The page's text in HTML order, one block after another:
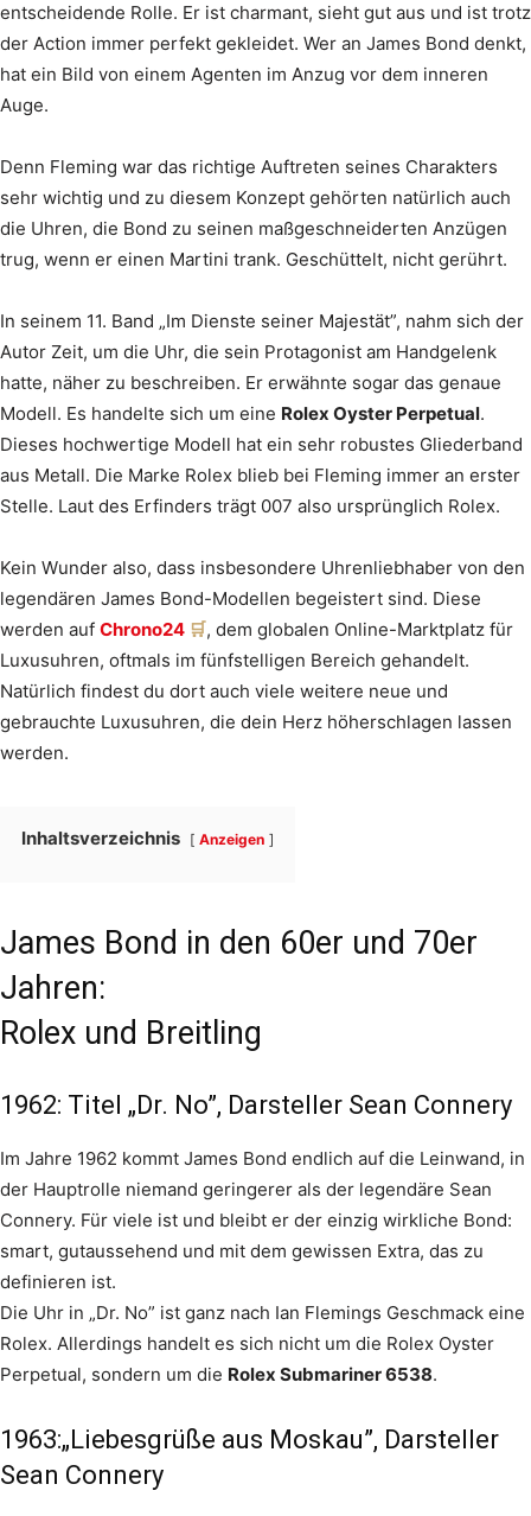
entscheidende Rolle. Er ist charmant, sieht gut aus und ist trotz
der Action immer perfekt gekleidet. Wer an James Bond denkt,
hat ein Bild von einem Agenten im Anzug vor dem inneren
Auge.
Denn Fleming war das richtige Auftreten seines Charakters
sehr wichtig und zu diesem Konzept gehörten natürlich auch
die Uhren, die Bond zu seinen maßgeschneiderten Anzügen
trug, wenn er einen Martini trank. Geschüttelt, nicht gerührt.
In seinem 11. Band „Im Dienste seiner Majestät”, nahm sich der
Autor Zeit, um die Uhr, die sein Protagonist am Handgelenk
hatte, näher zu beschreiben. Er erwähnte sogar das genaue
Modell. Es handelte sich um eine Rolex Oyster Perpetual.
Dieses hochwertige Modell hat ein sehr robustes Gliederband
aus Metall. Die Marke Rolex blieb bei Fleming immer an erster
Stelle. Laut des Erfinders trägt 007 also ursprünglich Rolex.
Kein Wunder also, dass insbesondere Uhrenliebhaber von den
legendären James Bond-Modellen begeistert sind. Diese
werden auf Chrono24
, dem globalen Online-Marktplatz für
Luxusuhren, oftmals im fünfstelligen Bereich gehandelt.
Natürlich findest du dort auch viele weitere neue und
gebrauchte Luxusuhren, die dein Herz höherschlagen lassen
werden.
Inhaltsverzeichnis Anzeigen
James Bond in den 60er und 70er
Jahren:
Rolex und Breitling
1962: Titel „Dr. No”, Darsteller Sean Connery
Im Jahre 1962 kommt James Bond endlich auf die Leinwand, in
der Hauptrolle niemand geringerer als der legendäre Sean
Connery. Für viele ist und bleibt er der einzig wirkliche Bond:
smart, gutaussehend und mit dem gewissen Extra, das zu
definieren ist.
Die Uhr in „Dr. No” ist ganz nach Ian Flemings Geschmack eine
Rolex. Allerdings handelt es sich nicht um die Rolex Oyster
Perpetual, sondern um die Rolex Submariner 6538.
1963:„Liebesgrüße aus Moskau”, Darsteller
Sean Connery